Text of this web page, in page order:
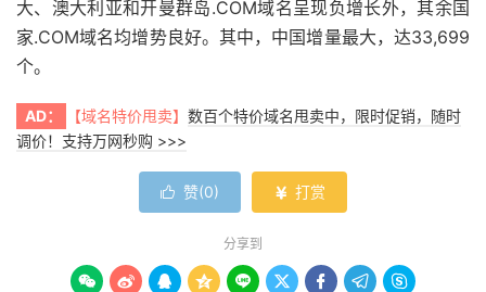
大、澳大利亚和开曼群岛.COM域名呈现负增长外，其余国
家.COM域名均增势良好。其中，中国增量最大，达33,699
个。
AD： 【域名特价甩卖】 数百个特价域名甩卖中，限时促销，随时
调价！支持万网秒购 >>>
 赞(0)  打赏
分享到
        